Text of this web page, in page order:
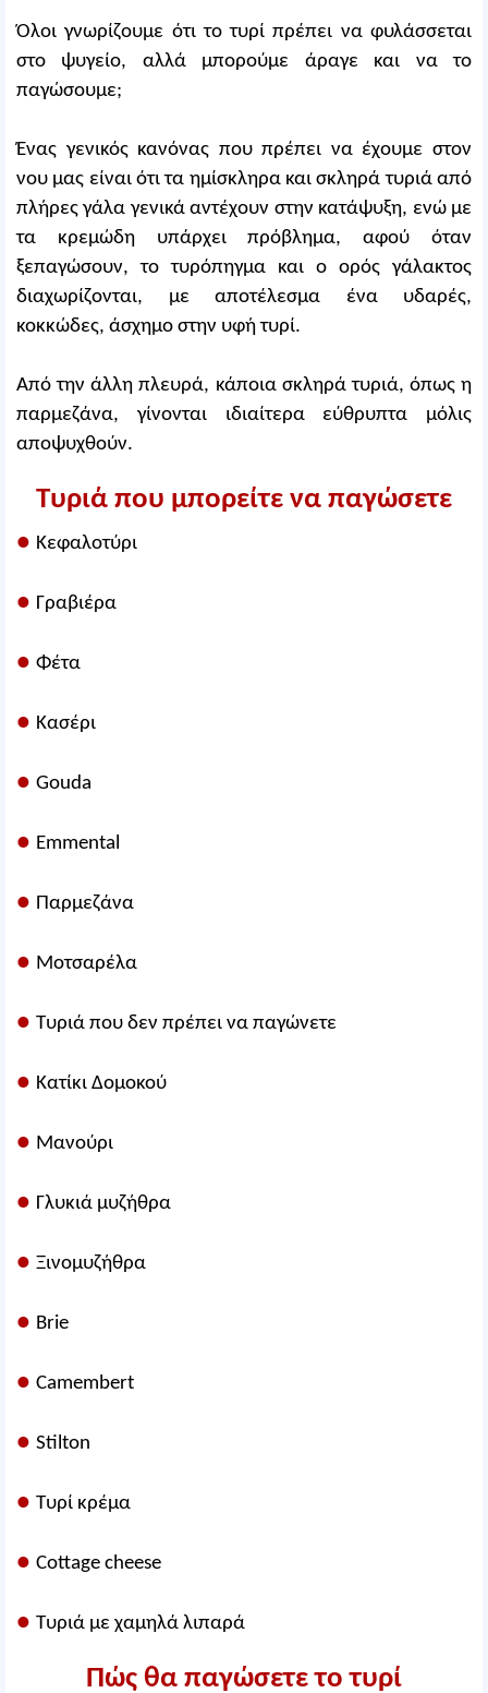
Όλοι γνωρίζουμε ότι το τυρί πρέπει να φυλάσσεται
στο ψυγείο, αλλά μπορούμε άραγε και να το
παγώσουμε;
Ένας γενικός κανόνας που πρέπει να έχουμε στον
νου μας είναι ότι τα ημίσκληρα και σκληρά τυριά από
πλήρες γάλα γενικά αντέχουν στην κατάψυξη, ενώ με
τα κρεμώδη υπάρχει πρόβλημα, αφού όταν
ξεπαγώσουν, το τυρόπηγμα και ο ορός γάλακτος
διαχωρίζονται, με αποτέλεσμα ένα υδαρές,
κοκκώδες, άσχημο στην υφή τυρί.
Από την άλλη πλευρά, κάποια σκληρά τυριά, όπως η
παρμεζάνα, γίνονται ιδιαίτερα εύθρυπτα μόλις
αποψυχθούν.
Τυριά που μπορείτε να παγώσετε
● Κεφαλοτύρι
● Γραβιέρα
● Φέτα
● Κασέρι
● Gouda
● Emmental
● Παρμεζάνα
● Μοτσαρέλα
● Τυριά που δεν πρέπει να παγώνετε
● Κατίκι Δομοκού
● Μανούρι
● Γλυκιά μυζήθρα
● Ξινομυζήθρα
● Brie
● Camembert
● Stilton
● Τυρί κρέμα
● Cottage cheese
● Τυριά με χαμηλά λιπαρά
Πώς θα παγώσετε το τυρί